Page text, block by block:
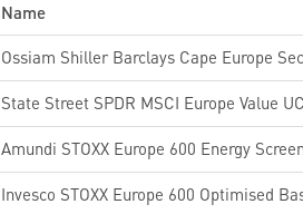
Name
Ossiam Shiller Barclays Cape Europe
State Street SPDR MSCI Europe Value
Amundi STOXX Europe 600 Energy
Invesco STOXX Europe 600 Optimised